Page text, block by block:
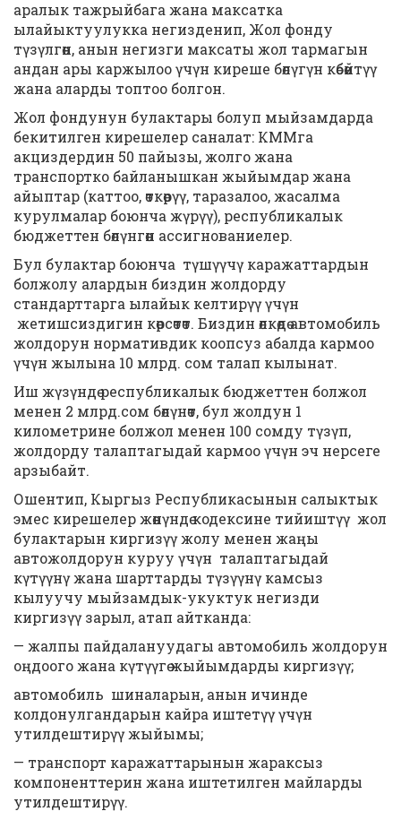
аралык тажрыйбага жана максатка
ылайыктуулукка негизденип, Жол фонду
түзүлгөн, анын негизги максаты жол тармагын
андан ары каржылоо үчүн киреше бөлүгүн көбөйтүү
жана аларды топтоо болгон.
Жол фондунун булактары болуп мыйзамдарда
бекитилген кирешелер саналат: КММга
акциздердин 50 пайызы, жолго жана
транспортко байланышкан жыйымдар жана
айыптар (каттоо, өткөрүү, таразалоо, жасалма
курулмалар боюнча жүрүү), республикалык
бюджеттен бөлүнгөн ассигнованиелер.
Бул булактар боюнча түшүүчү каражаттардын
болжолу алардын биздин жолдорду
стандарттарга ылайык келтирүү үчүн
жетишсиздигин көрсөтөт. Биздин өлкөдө автомобиль
жолдорун нормативдик коопсуз абалда кармоо
үчүн жылына 10 млрд. сом талап кылынат.
Иш жүзүндө республикалык бюджеттен болжол
менен 2 млрд.сом бөлүнөт, бул жолдун 1
километрине болжол менен 100 сомду түзүп,
жолдорду талаптагыдай кармоо үчүн эч нерсеге
арзыбайт.
Ошентип, Кыргыз Республикасынын салыктык
эмес кирешелер жөнүндө кодексине тийиштүү жол
булактарын киргизүү жолу менен жаңы
автожолдорун куруу үчүн талаптагыдай
күтүүнү жана шарттарды түзүүнү камсыз
кылуучу мыйзамдык-укуктук негизди
киргизүү зарыл, атап айтканда:
— жалпы пайдалануудагы автомобиль жолдорун
оңдоого жана күтүүгө жыйымдарды киргизүү;
автомобиль шиналарын, анын ичинде
колдонулгандарын кайра иштетүү үчүн
утилдештирүү жыйымы;
— транспорт каражаттарынын жараксыз
компоненттерин жана иштетилген майларды
утилдештирүү.